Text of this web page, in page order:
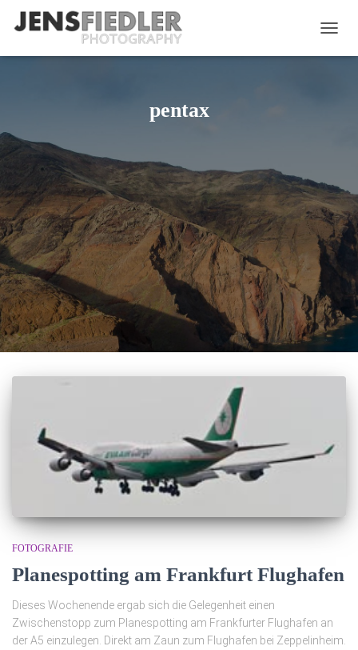
pentax
FOTOGRAFIE
Planespotting am Frankfurt Flughafen
Dieses Wochenende ergab sich die Gelegenheit einen
Zwischenstopp zum Planespotting am Frankfurter Flughafen an
der A5 einzulegen. Direkt am Zaun zum Flughafen bei Zeppelinheim.